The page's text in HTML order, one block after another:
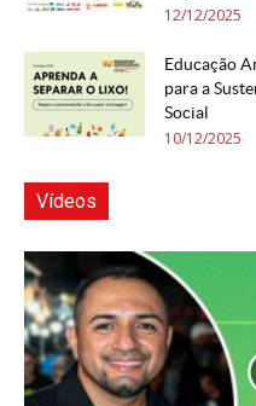
12/12/2025
Educação
para a
Social
10/12/2025
Vídeos